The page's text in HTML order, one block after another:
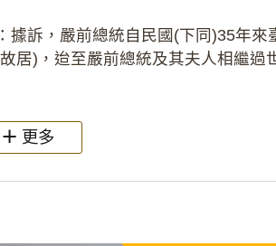
據訴，嚴前總統自民國(下同)35年來
居)，迨至嚴前總統及其夫人相繼過
更多